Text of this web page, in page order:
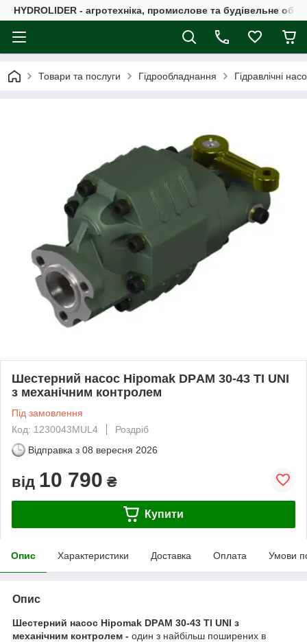
HYDROLIDER - агротехніка, промислове та будівельне
Товари та послуги Гідрообладнання Гідравлічні
Шестерний насос Hipomak DPАМ 30-43 TI UNI
з механічним контролем
Під замовлення
Код: 1230043MUL4
Роздріб
Відправка з 08 вересня 2026
від 10 790 ₴
Купити
Опис Характеристики Доставка Оплата Умови
Опис
Шестерний насос Hipomak DPАМ 30-43 TI UNI з
механічним контролем - один з найбільш поширених в